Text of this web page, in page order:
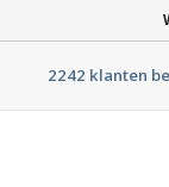
2242 klanten